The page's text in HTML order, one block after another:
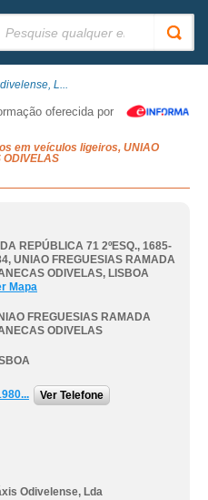
L...
oferecida por
em veículos ligeiros, UNIAO
REPÚBLICA 71 2ºESQ., 1685-
, UNIAO FREGUESIAS RAMADA
ODIVELAS, LISBOA
Mapa
FREGUESIAS RAMADA
ODIVELAS
Ver Telefone
Odivelense, Lda